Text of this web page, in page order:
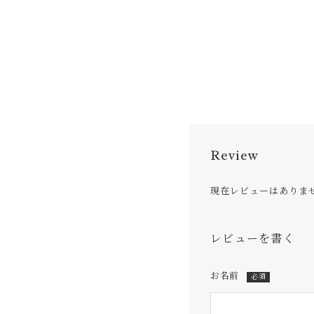
Review
現在レビューはありま
レビューを書く
お名前 必須